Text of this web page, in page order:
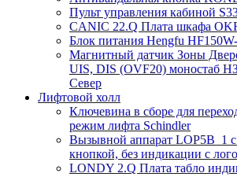
Пульт управления кабиной
CANIC 22.Q Плата шкафа
Блок питания Hengfu
Магнитный датчик Зоны
UIS, DIS (OVF20) моностаб
Cевер
Лифтовой холл
Ключевина в сборе для
режим лифта Schindler
Вызывной аппарат LOP5B_1
кнопкой, без индикации с
LONDY 2.Q Плата табло